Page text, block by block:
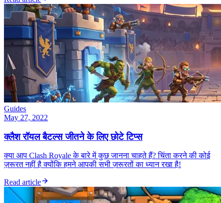
Guides
May 27, 2022
क्लैश रॉयल बैटल्स जीतने के लिए छोटे टिप्स
क्या आप Clash Royale के बारे में कुछ जानना चाहते हैं? चिंता करने की कोई
ज़रूरत नहीं है क्योंकि हमने आपकी सभी ज़रूरतों का ध्यान रखा है!
Read article